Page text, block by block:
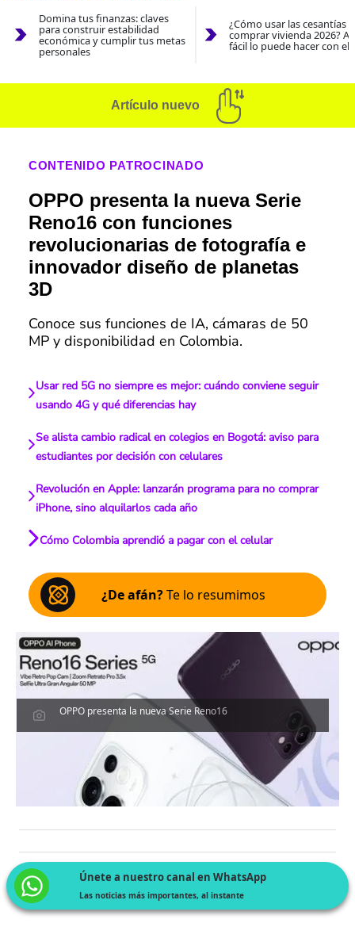
Domina tus finanzas: claves
para construir estabilidad
económica y cumplir tus metas
personales
¿Cómo usar las cesantías
comprar vivienda 2026?
fácil lo puede hacer con el
Artículo nuevo
CONTENIDO PATROCINADO
OPPO presenta la nueva Serie
Reno16 con funciones
revolucionarias de fotografía e
innovador diseño de planetas
3D
Conoce sus funciones de IA, cámaras de 50
MP y disponibilidad en Colombia.
Usar red 5G no siempre es mejor: cuándo conviene seguir
usando 4G y qué diferencias hay
Se alista cambio radical en colegios en Bogotá: aviso para
estudiantes por decisión con celulares
Revolución en Apple: lanzarán programa para no comprar
iPhone, sino alquilarlos cada año
Cómo Colombia aprendió a pagar con el celular
¿De afán?Te lo resumimos
OPPO presenta la nueva Serie Reno16
Únete a nuestro canal en WhatsApp
Las noticias más importantes, al instante